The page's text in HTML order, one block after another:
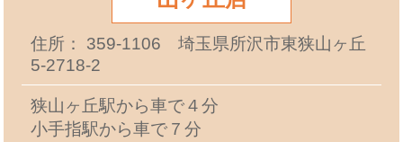
住所： 359-1106 埼玉県所沢市東狭山ヶ丘
5-2718-2
狭山ヶ丘駅から車で４分
小手指駅から車で７分